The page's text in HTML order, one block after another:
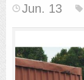
Jun. 13